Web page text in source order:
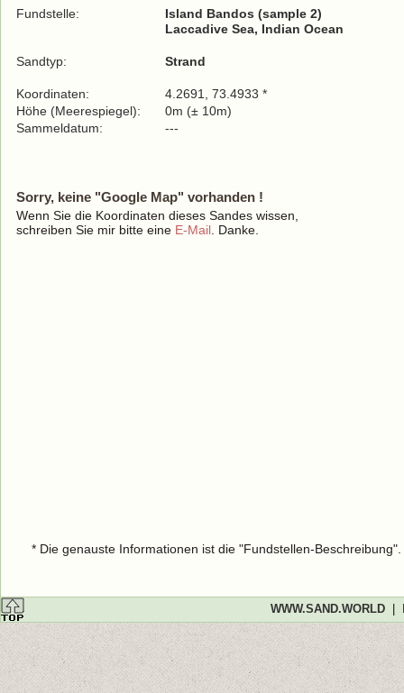
Fundstelle:
Island Bandos (sample 2)
Laccadive Sea, Indian Ocean
Sandtyp: Strand
Koordinaten:
4.2691, 73.4933 *
Höhe (Meerespiegel):
0m (± 10m)
Sammeldatum:
---
Sorry, keine "Google Map" vorhanden !
Wenn Sie die Koordinaten dieses Sandes wissen,
schreiben Sie mir bitte eine E-Mail . Danke.
* Die genauste Informationen ist die "Fundstellen-
WWW.SAND.WORLD|